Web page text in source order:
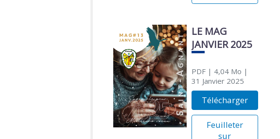
LE MAG
JANVIER 2025
PDF| 4,04 Mo |
31 Janvier 2025
Télécharger
Feuilleter
sur